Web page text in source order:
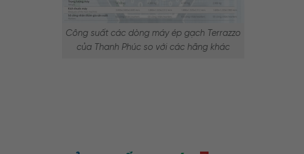
Công suất các dòng máy ép gạch Terrazzo
của Thanh Phúc so với các hãng khác